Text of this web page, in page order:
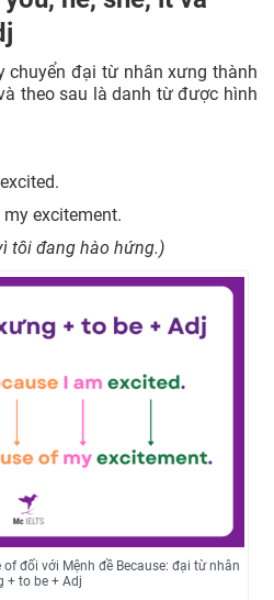
chuyển đại từ nhân xưng thành
theo sau là danh từ được hình
my excitement.
tôi đang hào hứng.)
đối với Mệnh đề Because: đại từ nhân
+ to be + Adj